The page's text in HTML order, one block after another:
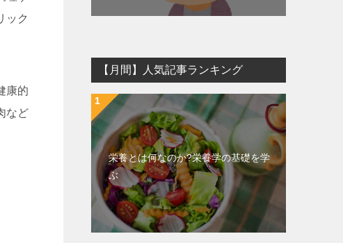
ック
康的
など
【月間】人気記事ランキング
栄養とは何なのか?栄養学の基礎を学
ぶ